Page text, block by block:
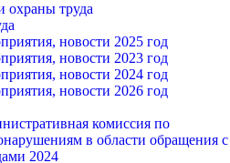
охраны труда
новости 2025 год
новости 2023 год
новости 2024 год
новости 2026 год
комиссия по
в области обращения с
2024